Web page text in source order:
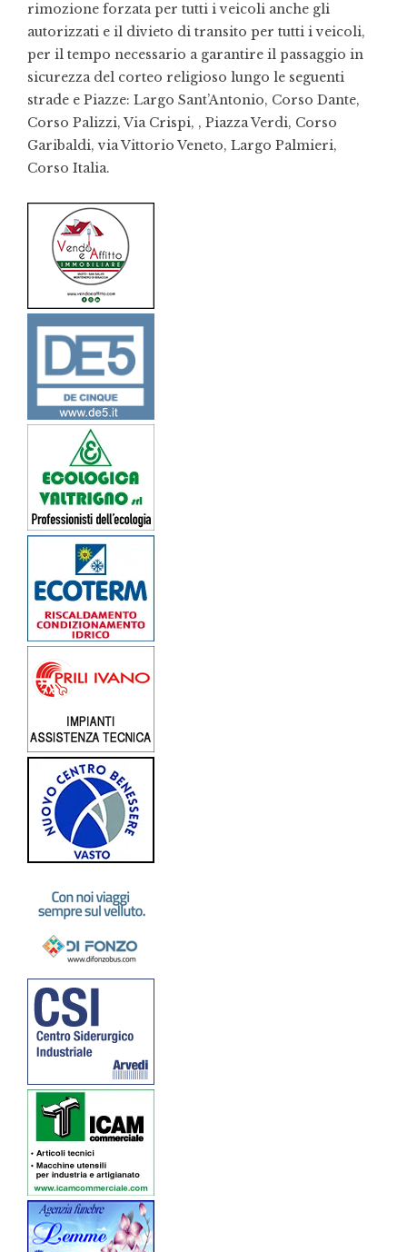
rimozione forzata per tutti i veicoli anche gli
autorizzati e il divieto di transito per tutti i veicoli,
per il tempo necessario a garantire il passaggio in
sicurezza del corteo religioso lungo le seguenti
strade e Piazze: Largo Sant’Antonio, Corso Dante,
Corso Palizzi, Via Crispi, , Piazza Verdi, Corso
Garibaldi, via Vittorio Veneto, Largo Palmieri,
Corso Italia.